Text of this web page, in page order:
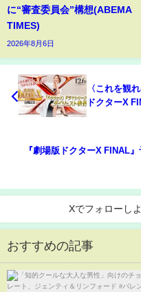
に“審査委員会”構想(ABEMA
TIMES)
2026年8月6日
〈これを観
ドクターX
『劇場版ドクターX FINAL
Xでフォローし
おすすめの記事